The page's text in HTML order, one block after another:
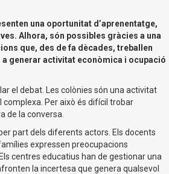
una oportunitat d’aprenentatge,
Alhora, són possibles gràcies a una
que, des de fa dècades, treballen
generar activitat econòmica i ocupació
el debat. Les colònies són una activitat
Per això és difícil trobar
de la conversa.
part dels diferents actors. Els docents
expressen preocupacions
centres educatius han de gestionar una
la incertesa que genera qualsevol